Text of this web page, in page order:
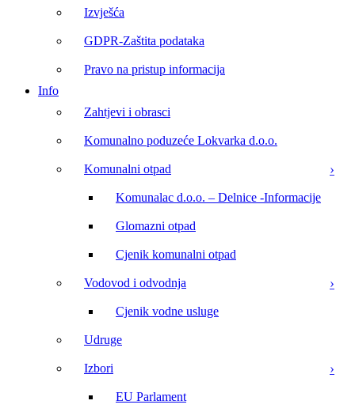
Izvješća
GDPR-Zaštita podataka
Pravo na pristup informacija
Info
Zahtjevi i obrasci
Komunalno poduzeće Lokvarka d.o.o.
Komunalni otpad
Komunalac d.o.o. – Delnice -Informacije
Glomazni otpad
Cjenik komunalni otpad
Vodovod i odvodnja
Cjenik vodne usluge
Udruge
Izbori
EU Parlament